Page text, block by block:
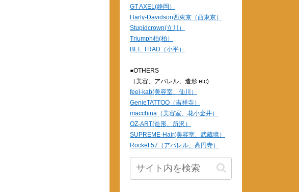
GT AXEL(静岡）
Harly-Davidson西東京（西東京）
Stupidcrown(立川）
Triumph柏(柏）
BEE TRAD（小平）
●OTHERS
（美容、アパレル、造形 etc)
feel-kab(美容室、仙川）
GenieTATTOO（吉祥寺）
macchina（美容室、花小金井）
OZ-ART(造形、所沢）
SUPREME-Hair(美容室、武蔵境）
Rocket 57（アパレル、高円寺）